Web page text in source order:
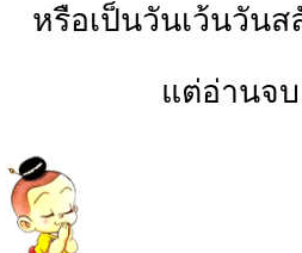
หรือเป็นวันเว้นวัน
แต่อ่านจ